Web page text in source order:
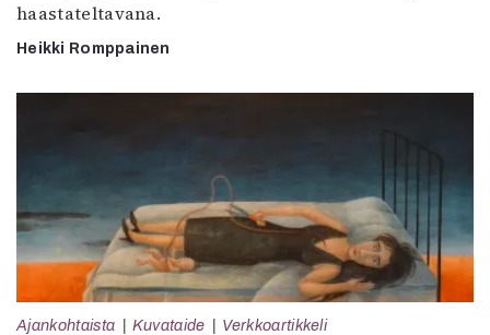
haastateltavana.
Heikki Romppainen
Ajankohtaista Kuvataide Verkkoartikkeli